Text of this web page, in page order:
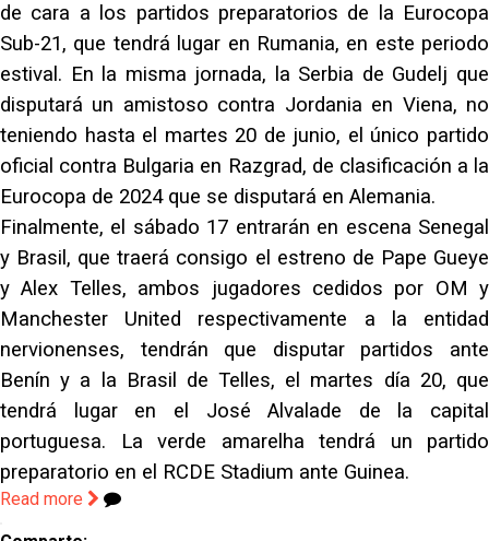
de cara a los partidos preparatorios de la Eurocopa
Sub-21, que tendrá lugar en Rumania, en este periodo
estival. En la misma jornada, la Serbia de Gudelj que
disputará un amistoso contra Jordania en Viena, no
teniendo hasta el martes 20 de junio, el único partido
oficial contra Bulgaria en Razgrad, de clasificación a la
Eurocopa de 2024 que se disputará en Alemania.
Finalmente, el sábado 17 entrarán en escena Senegal
y Brasil, que traerá consigo el estreno de Pape Gueye
y Alex Telles, ambos jugadores cedidos por OM y
Manchester United respectivamente a la entidad
nervionenses, tendrán que disputar partidos ante
Benín y a la Brasil de Telles, el martes día 20, que
tendrá lugar en el José Alvalade de la capital
portuguesa. La verde amarelha tendrá un partido
preparatorio en el RCDE Stadium ante Guinea.
Read more